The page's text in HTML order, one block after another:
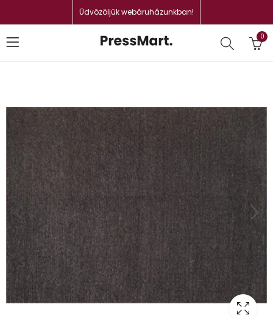
Üdvözöljük webáruházunkban!
0